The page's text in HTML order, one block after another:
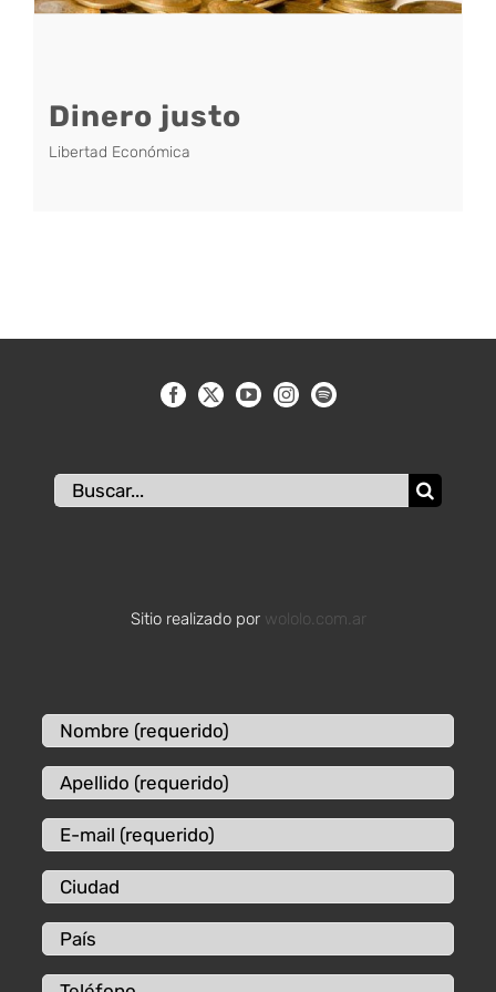
Dinero justo
Libertad Económica
Buscar:
Sitio realizado por wololo.com.ar